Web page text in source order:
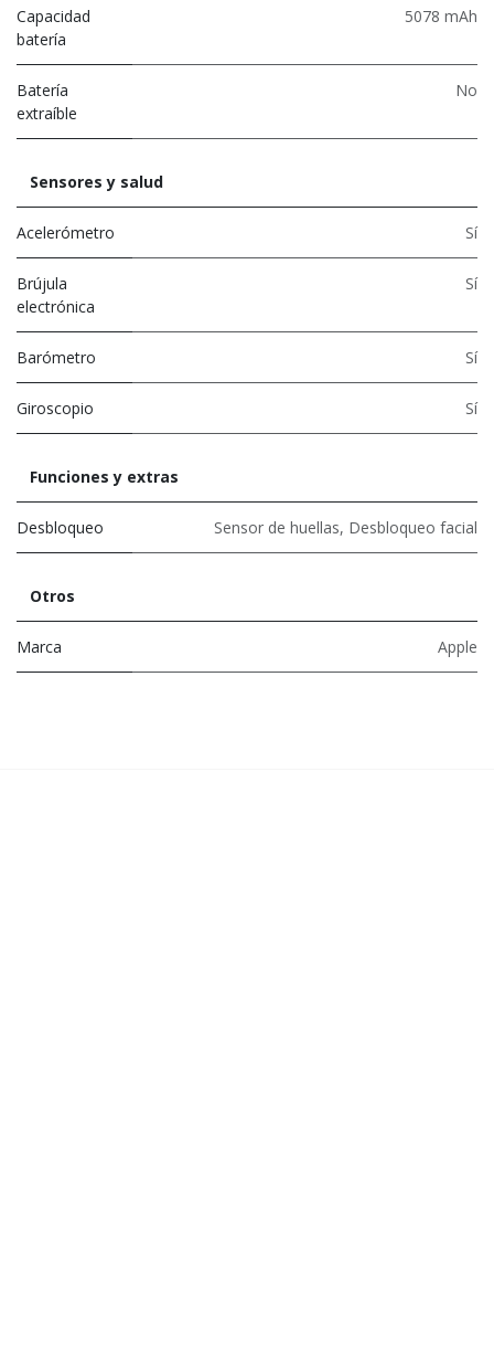
Capacidad
batería
5078 mAh
Batería
extraíble
No
Sensores y salud
Acelerómetro Sí
Brújula
electrónica
Sí
Barómetro Sí
Giroscopio Sí
Funciones y extras
Desbloqueo Sensor de huellas, Desbloqueo facial
Otros
Marca Apple